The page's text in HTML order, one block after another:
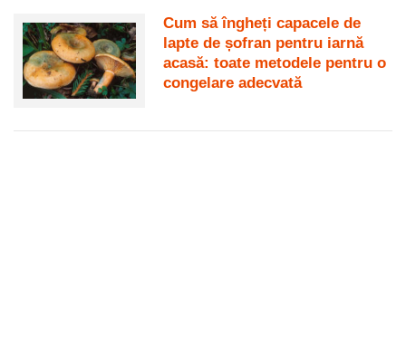
Cum să îngheți capacele de
lapte de șofran pentru iarnă
acasă: toate metodele pentru o
congelare adecvată